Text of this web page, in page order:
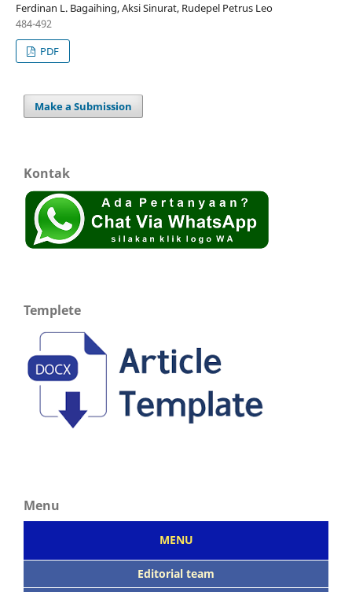
Ferdinan L. Bagaihing, Aksi Sinurat, Rudepel Petrus Leo
484-492
PDF
Make a Submission
Kontak
Templete
Menu
MENU
Editorial team